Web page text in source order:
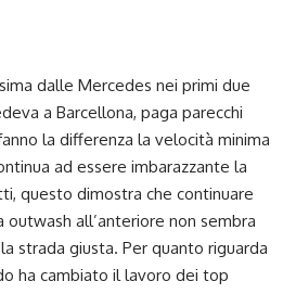
dalle Mercedes nei primi due
a Barcellona, paga parecchi
la differenza la velocità minima
ad essere imbarazzante la
questo dimostra che continuare
all’anteriore non sembra
strada giusta. Per quanto riguarda
ha cambiato il lavoro dei top